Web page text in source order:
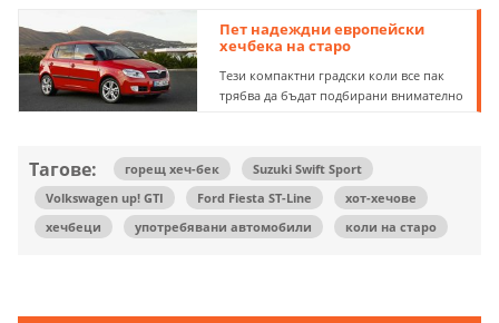
Пет надеждни европейски
хечбека на старо
Тези компактни градски коли все пак
трябва да бъдат подбирани внимателно
Тагове: горещ хеч-бек
Suzuki Swift Sport
Volkswagen up! GTI
Ford Fiesta ST-Line
хот-хечове
хечбеци
употребявани автомобили коли на старо